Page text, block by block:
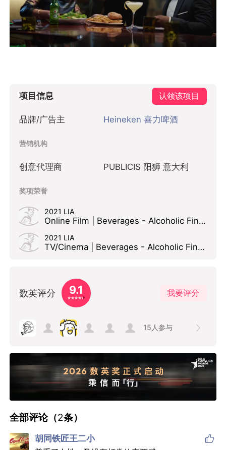
项目信息 认领该项目
品牌/广告主 Heineken 喜力啤酒
营销机构
创意代理商 PUBLICIS 阳狮 意大利
奖项荣誉
2021 LIA
Online Film | Beverages - Alcoholic Finalist
2021 LIA
TV/Cinema | Beverages - Alcoholic Finalist
数英评分 9.1 我要评分
15 人参与
全部评论（2条）
胡同铁匠王二小 